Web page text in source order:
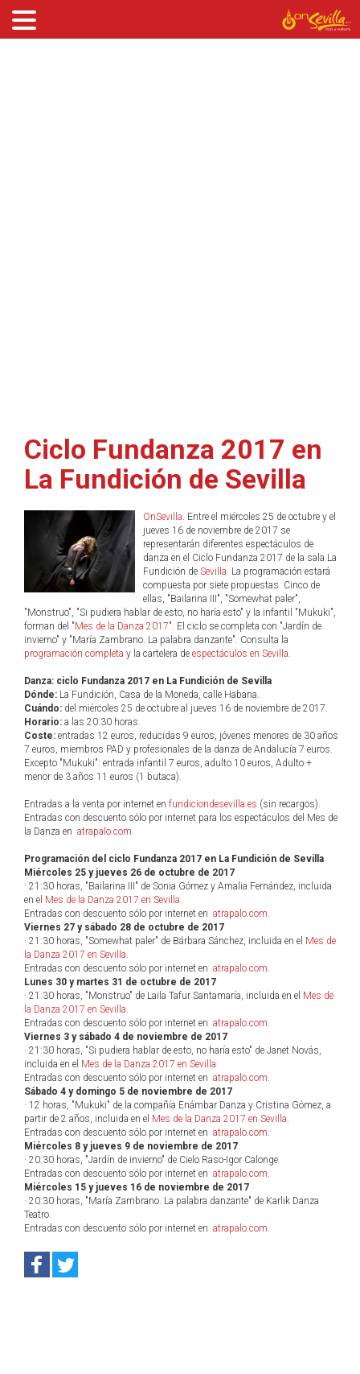
Ciclo Fundanza 2017 en
La Fundición de Sevilla
OnSevilla. Entre el miércoles 25 de octubre y el
jueves 16 de noviembre de 2017 se
representarán diferentes espectáculos de
danza en el Ciclo Fundanza 2017 de la sala La
Fundición de Sevilla. La programación estará
compuesta por siete propuestas. Cinco de
ellas, "Bailarina III", "Somewhat paler",
"Monstruo", "Si pudiera hablar de esto, no haría esto" y la infantil "Mukuki",
forman del "Mes de la Danza 2017". El ciclo se completa con "Jardín de
invierno" y "María Zambrano. La palabra danzante". Consulta la
programación completa y la cartelera de espectáculos en Sevilla.
Danza: ciclo Fundanza 2017 en La Fundición de Sevilla
Dónde: La Fundición, Casa de la Moneda, calle Habana.
Cuándo: del miércoles 25 de octubre al jueves 16 de noviembre de 2017.
Horario: a las 20:30 horas.
Coste: entradas 12 euros, reducidas 9 euros, jóvenes menores de 30 años
7 euros, miembros PAD y profesionales de la danza de Andalucía 7 euros.
Excepto "Mukuki": entrada infantil 7 euros, adulto 10 euros, Adulto +
menor de 3 años 11 euros (1 butaca).
Entradas a la venta por internet en fundiciondesevilla.es (sin recargos).
Entradas con descuento sólo por internet para los espectáculos del Mes de
la Danza en atrapalo.com.
Programación del ciclo Fundanza 2017 en La Fundición de Sevilla
Miércoles 25 y jueves 26 de octubre de 2017
· 21:30 horas, "Bailarina III" de Sonia Gómez y Amalia Fernández, incluida
en el Mes de la Danza 2017 en Sevilla.
Entradas con descuento sólo por internet en atrapalo.com.
Viernes 27 y sábado 28 de octubre de 2017
· 21:30 horas, "Somewhat paler" de Bárbara Sánchez, incluida en el Mes de
la Danza 2017 en Sevilla.
Entradas con descuento sólo por internet en atrapalo.com.
Lunes 30 y martes 31 de octubre de 2017
· 21:30 horas, "Monstruo" de Laila Tafur Santamaría, incluida en el Mes de
la Danza 2017 en Sevilla.
Entradas con descuento sólo por internet en atrapalo.com.
Viernes 3 y sábado 4 de noviembre de 2017
· 21:30 horas, "Si pudiera hablar de esto, no haría esto" de Janet Novás,
incluida en el Mes de la Danza 2017 en Sevilla.
Entradas con descuento sólo por internet en atrapalo.com.
Sábado 4 y domingo 5 de noviembre de 2017
· 12 horas, "Mukuki" de la compañía Enámbar Danza y Cristina Gómez, a
partir de 2 años, incluida en el Mes de la Danza 2017 en Sevilla.
Entradas con descuento sólo por internet en atrapalo.com.
Miércoles 8 y jueves 9 de noviembre de 2017
· 20:30 horas, "Jardín de invierno" de Cielo Raso-Igor Calonge.
Entradas con descuento sólo por internet en atrapalo.com.
Miércoles 15 y jueves 16 de noviembre de 2017
· 20:30 horas, "María Zambrano. La palabra danzante" de Karlik Danza
Teatro.
Entradas con descuento sólo por internet en atrapalo.com.